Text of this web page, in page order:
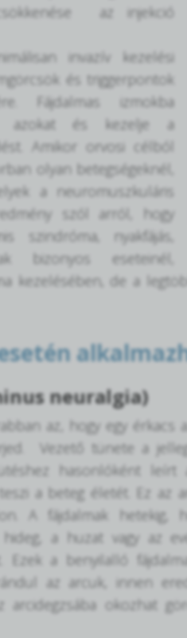
az injekció
invazív kezelési
és triggerpontok
Fájdalmas izmokba
azokat és kezelje a
Amikor orvosi célból
olyan betegségeknél,
a neuromuszkuláris
szól arról, hogy
szindróma, nyakfájás,
bizonyos eseteinél,
kezelésében, de a
neuralgia)
az, hogy egy
Vezető tünete a
hasonlóként
a beteg életét. Ez az
A fájdalmak hetekig,
a huzat vagy az
Ezek a benyilalló
az arcuk, innen
arcidegzsába okozhat